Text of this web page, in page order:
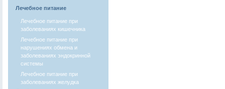
Лечебное питание
Лечебное питание при
заболеваниях кишечника
Лечебное питание при
нарушениях обмена и
заболеваниях эндокринной
системы
Лечебное питание при
заболеваниях желудка